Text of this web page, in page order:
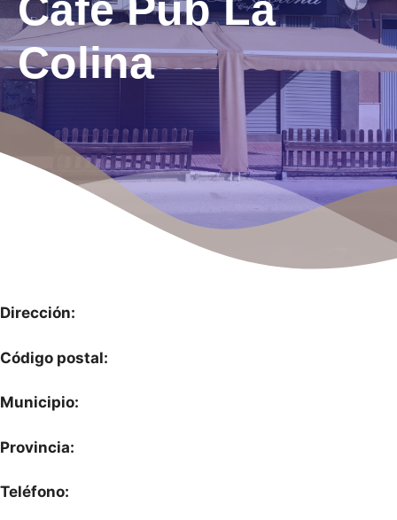
Colina
Dirección:
Código postal:
Municipio:
Provincia:
Teléfono: